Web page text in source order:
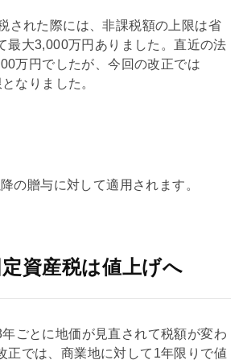
された際には、非課税額の上限は省
最大3,000万円ありました。直近の法
万円でしたが、今回の改正では
なりました。
の贈与に対して適用されます。
資産税は値上げへ
年ごとに地価が見直されて税額が変わ
正では、商業地に対して1年限りで値